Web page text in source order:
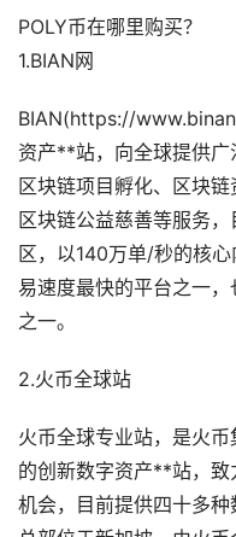
POLY币在哪里购买？
1.BIAN网
BIAN(https://
资产**站，向全球提供广
区块链项目孵化、区块
区块链公益慈善等服务
区，以140万单/秒的核
易速度最快的平台之一
之一。
2.火币全球站
火币全球专业站，是火
的创新数字资产**站，
机会，目前提供四十多种